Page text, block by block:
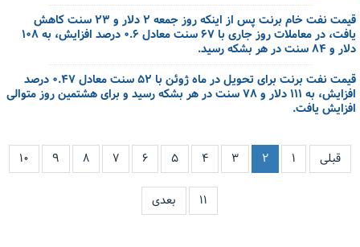
قیمت نفت خام برنت پس از اینکه روز جمعه ۲ دلار و ۲۳ سنت کاهش
یافت، در معاملات روز جاری با ۶۷ سنت معادل ۰.۶ درصد افزایش، به ۱۰۸
دلار و ۸۴ سنت در هر بشکه رسید.
قیمت نفت برنت برای تحویل در ماه ژوئن با ۵۲ سنت معادل ۰.۴۷ درصد
افزایش، به ۱۱۱ دلار و ۷۸ سنت در هر بشکه رسید و برای هشتمین روز متوالی
افزایش یافت.
قبلی ۱ ۲ ۳ ۴ ۵ ۶ ۷ ۸ ۹ ۱۰
۱۱ بعدی